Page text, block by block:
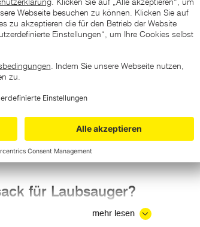
goldenen Herbst findet sich auch
los. Wer sich das Wischen und Rächen
Oft können diese Geräte auch
zu seinem Laubsauger noch den
aus Vliesstoff gefertigt, welches sehr
Saugkraft verhindert werden und es wird
kann der Beutel unkompliziert geleert
"Verstopfen" des Beutels durch Blätter
die Festigkeit des Sacks und
für Laubsauger?
Laubsauger Ersatzteilen, denn dieser
mehr lesen